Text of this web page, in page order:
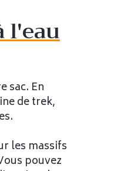
l'eau
sac. En
de trek,
les massifs
pouvez